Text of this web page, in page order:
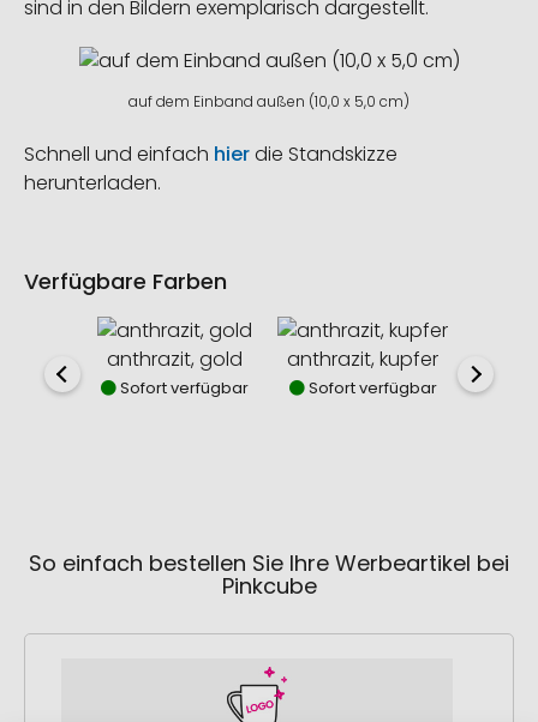
sind in den Bildern exemplarisch dargestellt.
auf dem Einband außen (10,0 x 5,0 cm)
Schnell und einfach hierdie Standskizze
herunterladen.
Verfügbare Farben
anthrazit, gold
Sofort verfügbar
anthrazit, kupfer
Sofort verfügbar
So einfach bestellen Sie Ihre Werbeartikel bei
Pinkcube